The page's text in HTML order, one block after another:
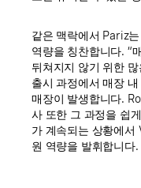
같은 맥락에서 Pariz
역량을 칭찬합니다. “
뒤쳐지지 않기 위한
출시 과정에서 매장
매장이 발생합니다.
사 또한 그 과정을 쉽
가 계속되는 상황에서
원 역량을 발휘합니다.